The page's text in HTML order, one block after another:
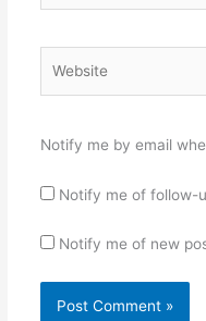
Notify me by email
Notify me of follow-
Notify me of new